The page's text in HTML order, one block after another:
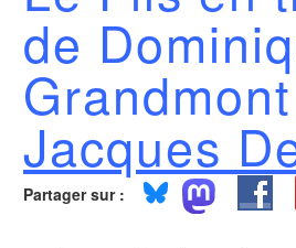
de
Jacques
Partager sur :